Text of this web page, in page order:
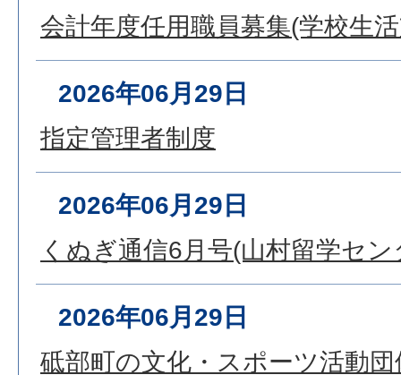
会計年度任用職員募集(学校生
2026年06月29日
指定管理者制度
2026年06月29日
くぬぎ通信6月号(山村留学セン
2026年06月29日
砥部町の文化・スポーツ活動